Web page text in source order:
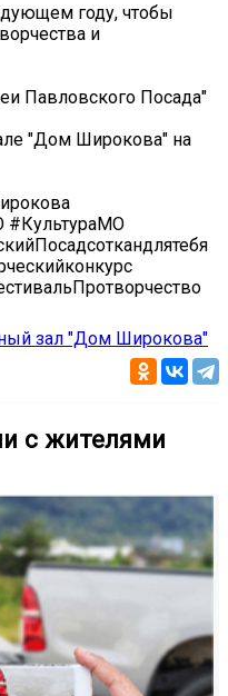
году, чтобы
и
Павловского Посада"
"Дом Широкова" на
#КультураМО
зал "Дом Широкова"
с жителями